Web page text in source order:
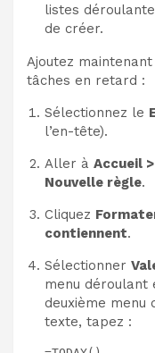
listes
de créer.
Ajoutez
tâches en retard :
Sélectionnez le
l’en-tête).
Aller à Accueil
Nouvelle règle.
Cliquez
contiennent.
Sélectionner
menu déroulant
deuxième menu
texte, tapez :